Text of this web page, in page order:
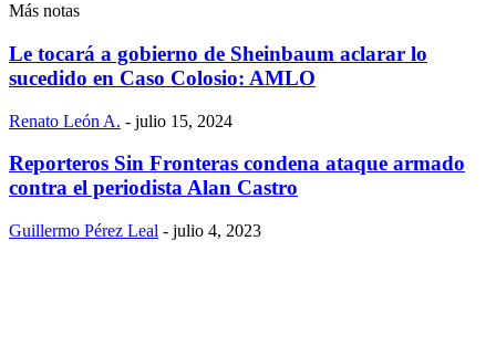
Más notas
Le tocará a gobierno de Sheinbaum aclarar lo
sucedido en Caso Colosio: AMLO
Renato León A. - julio 15, 2024
Reporteros Sin Fronteras condena ataque armado
contra el periodista Alan Castro
Guillermo Pérez Leal - julio 4, 2023